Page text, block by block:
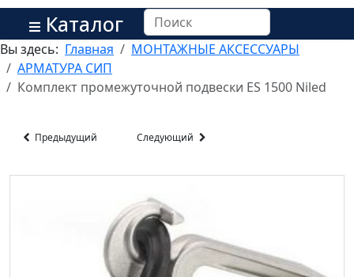
Каталог
Вы здесь: Главная
МОНТАЖНЫЕ АКСЕССУАРЫ
АРМАТУРА СИП
Комплект промежуточной подвески ES 1500 Niled
Предыдущий Следующий